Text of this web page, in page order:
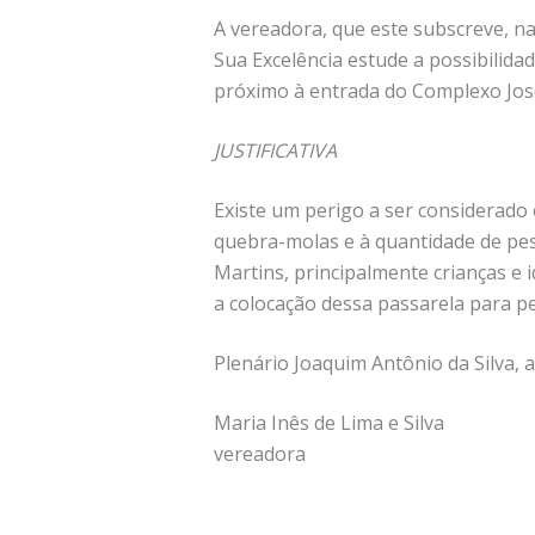
A vereadora, que este subscreve,
Sua Excelência estude a
próximo à entrada do Complexo
JUSTIFICATIVA
Existe um perigo a ser
quebra-molas e à quantidade de
Martins, principalmente crianças e
a colocação dessa passarela para
Plenário Joaquim Antônio da Silva,
Maria Inês de Lima e Silva
vereadora